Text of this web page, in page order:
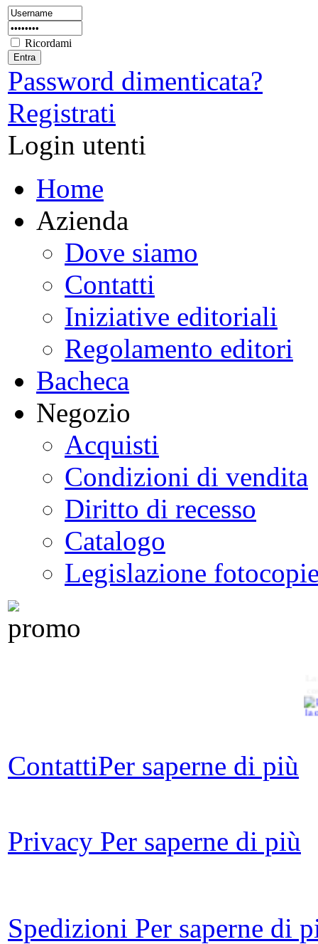
Ricordami
Password dimenticata?
Registrati
Login utenti
Home
Azienda
Dove siamo
Contatti
Iniziative editoriali
Regolamento editori
Bacheca
Negozio
Acquisti
Condizioni di vendita
Diritto di recesso
Catalogo
Legislazione
ContattiPer saperne di più
Privacy Per saperne di più
Spedizioni Per saperne di